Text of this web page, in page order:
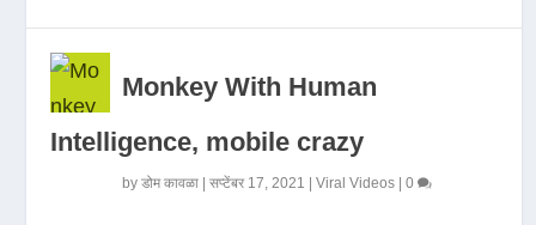
Monkey With Human
Intelligence, mobile crazy
byडोम कावळा |सप्टेंबर 17, 2021 |Viral Videos |0